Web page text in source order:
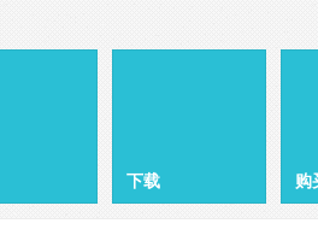
下载 购